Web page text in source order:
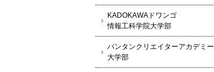
KADOKAWAドワンゴ
情報工科学院大学部
バンタンクリエイターアカデミー
大学部